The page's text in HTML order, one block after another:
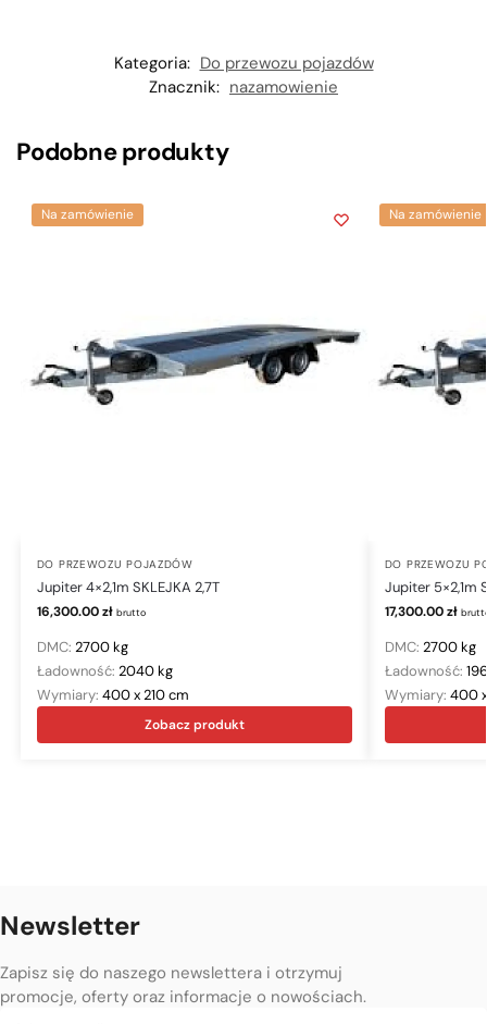
Kategoria: Do przewozu pojazdów
Znacznik: nazamowienie
Podobne produkty
Na zamówienie
DO PRZEWOZU POJAZDÓW
Jupiter 4×2,1m SKLEJKA 2,7T
16,300.00zł brutto
DMC: 2700 kg
Ładowność: 2040 kg
Wymiary: 400 x 210 cm
Zobacz produkt
Na zamówienie
DO PRZEWOZU
Jupiter 5×2,1m
17,300.00zł
DMC: 2700 kg
Ładowność:
Wymiary: 400
Newsletter
Zapisz się do naszego newslettera i otrzymuj
promocje, oferty oraz informacje o nowościach.